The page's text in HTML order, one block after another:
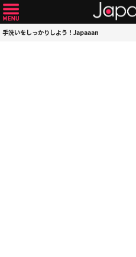
手洗いをしっかりしよう！Japaaan